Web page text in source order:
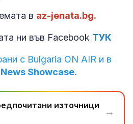
в az-jenata.bg.
ни във Facebook ТУК
с Bulgaria ON AIR и в
Showcase.
източници
→